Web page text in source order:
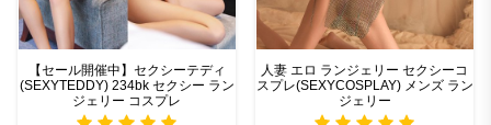
【セール開催中】セクシーテディ
(SEXYTEDDY) 234bk セクシー ラン
ジェリー コスプレ
人妻 エロ ランジェリー セクシーコ
スプレ(SEXYCOSPLAY) メンズ ラン
ジェリー